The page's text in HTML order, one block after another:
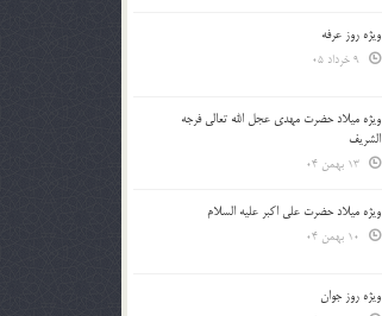
ویژه روز عرفه
ویژه میلاد حضرت مهدی عجل الله تعالی فرجه
الشريف
ویژه میلاد حضرت علی اکبر علیه السلام
ویژه روز جوان